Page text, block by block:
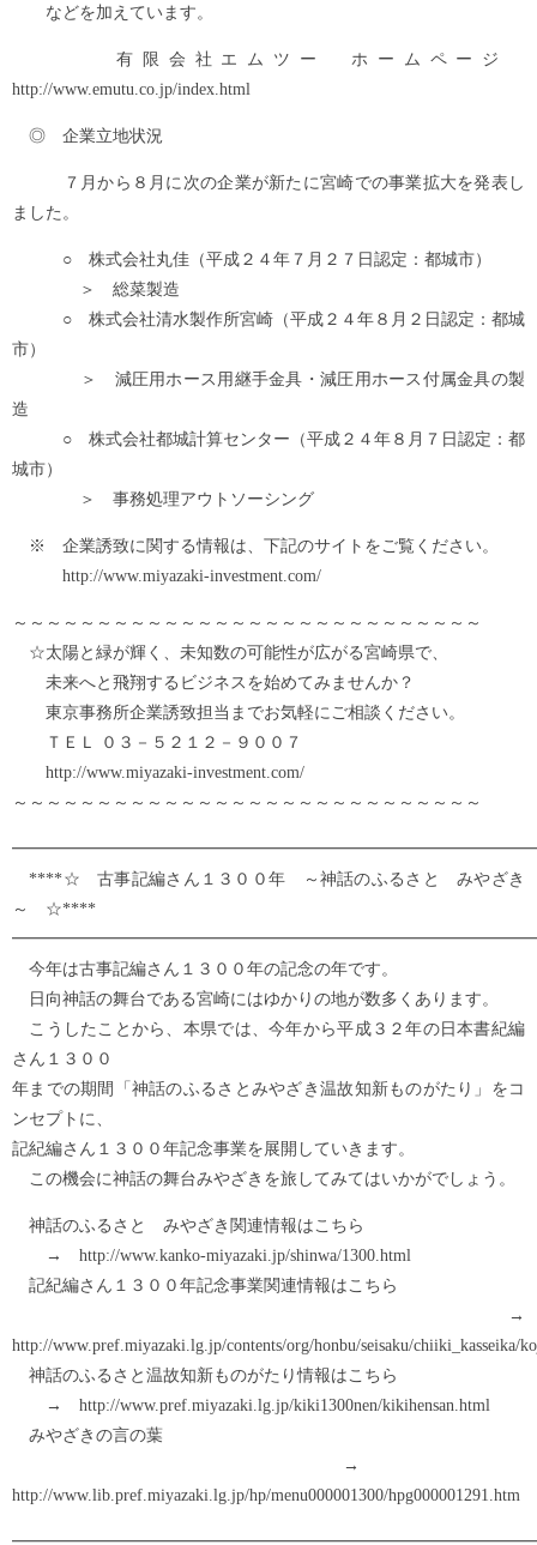
などを加えています。
有限会社エムツー ホームページ
http://www.emutu.co.jp/index.html
◎ 企業立地状況
７月から８月に次の企業が新たに宮崎での事業拡大を発表し
ました。
○ 株式会社丸佳（平成２４年７月２７日認定：都城市）
＞ 総菜製造
○ 株式会社清水製作所宮崎（平成２４年８月２日認定：都城
市）
＞ 減圧用ホース用継手金具・減圧用ホース付属金具の製
造
○ 株式会社都城計算センター（平成２４年８月７日認定：都
城市）
＞ 事務処理アウトソーシング
※ 企業誘致に関する情報は、下記のサイトをご覧ください。
http://www.miyazaki-investment.com/
～～～～～～～～～～～～～～～～～～～～～～～～～～～～
☆太陽と緑が輝く、未知数の可能性が広がる宮崎県で、
未来へと飛翔するビジネスを始めてみませんか？
東京事務所企業誘致担当までお気軽にご相談ください。
ＴＥＬ ０３－５２１２－９００７
http://www.miyazaki-investment.com/
～～～～～～～～～～～～～～～～～～～～～～～～～～～～
****☆ 古事記編さん１３００年 ～神話のふるさと みやざき
～ ☆****
今年は古事記編さん１３００年の記念の年です。
日向神話の舞台である宮崎にはゆかりの地が数多くあります。
こうしたことから、本県では、今年から平成３２年の日本書紀編
さん１３００
年までの期間「神話のふるさとみやざき温故知新ものがたり」をコ
ンセプトに、
記紀編さん１３００年記念事業を展開していきます。
この機会に神話の舞台みやざきを旅してみてはいかがでしょう。
神話のふるさと みやざき関連情報はこちら
→ http://www.kanko-miyazaki.jp/shinwa/1300.html
記紀編さん１３００年記念事業関連情報はこちら
→
http://www.pref.miyazaki.lg.jp/contents/org/honbu/seisaku/
神話のふるさと温故知新ものがたり情報はこちら
→ http://www.pref.miyazaki.lg.jp/kiki1300nen/kikihensan.html
みやざきの言の葉
→
http://www.lib.pref.miyazaki.lg.jp/hp/menu000001300/hpg000001291.htm